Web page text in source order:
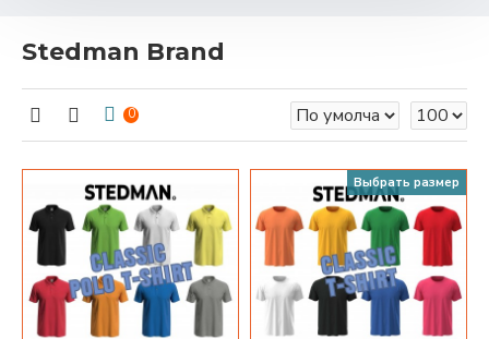
Stedman Brand
0
Выбрать размер